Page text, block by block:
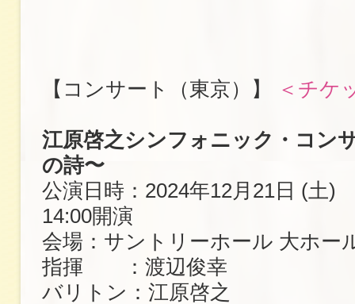
【コンサート（東京）】 ＜チケ
江原啓之シンフォニック・コン
の詩〜
公演日時：2024年12月21日 (土
14:00開演
会場：サントリーホール 大ホー
指揮 ：渡辺俊幸
バリトン：江原啓之